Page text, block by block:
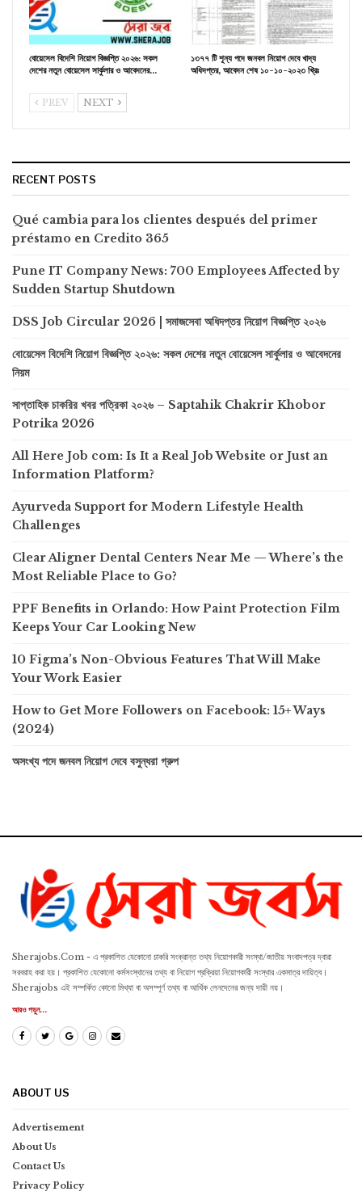
বোয়েসেল বিদেশি নিয়োগ বিজ্ঞপ্তি ২০২৬: সকল
দেশের নতুন বোয়েসেল সার্কুলার ও আবেদনের…
১৩৭৭ টি শূন্য পদে জনবল নিয়োগ দেবে খাদ্য
অধিদপ্তর, আবেদন শেষ ১০-১০-২০২৩ খ্রিঃ
PREV NEXT
RECENT POSTS
Qué cambia para los clientes después del primer
préstamo en Credito 365
Pune IT Company News: 700 Employees Affected by
Sudden Startup Shutdown
DSS Job Circular 2026 | সমাজসেবা অধিদপ্তর নিয়োগ বিজ্ঞপ্তি ২০২৬
বোয়েসেল বিদেশি নিয়োগ বিজ্ঞপ্তি ২০২৬: সকল দেশের নতুন বোয়েসেল সার্কুলার ও আবেদনের
নিয়ম
সাপ্তাহিক চাকরির খবর পত্রিকা ২০২৬ – Saptahik Chakrir Khobor
Potrika 2026
All Here Job com: Is It a Real Job Website or Just an
Information Platform?
Ayurveda Support for Modern Lifestyle Health
Challenges
Clear Aligner Dental Centers Near Me — Where’s the
Most Reliable Place to Go?
PPF Benefits in Orlando: How Paint Protection Film
Keeps Your Car Looking New
10 Figma’s Non-Obvious Features That Will Make
Your Work Easier
How to Get More Followers on Facebook: 15+ Ways
(2024)
অসংখ্য পদে জনবল নিয়োগ দেবে বসুন্ধরা গ্রুপ
Sherajobs.Com - এ প্রকাশিত যেকোনো চাকরি সংক্রান্ত তথ্য নিয়োগকারী সংস্থা/জাতীয় সংবাদপত্র দ্বারা
সরবরাহ করা হয়। প্রকাশিত যেকোনো কর্মসংস্থানের তথ্য বা নিয়োগ প্রক্রিয়া নিয়োগকারী সংস্থার একমাত্র দায়িত্ব।
Sherajobs এই সম্পর্কিত কোনো মিথ্যা বা অসম্পূর্ণ তথ্য বা আর্থিক লেনদেনের জন্য দায়ী নয়।
আরও পড়ুন...
ABOUT US
Advertisement
About Us
Contact Us
Privacy Policy